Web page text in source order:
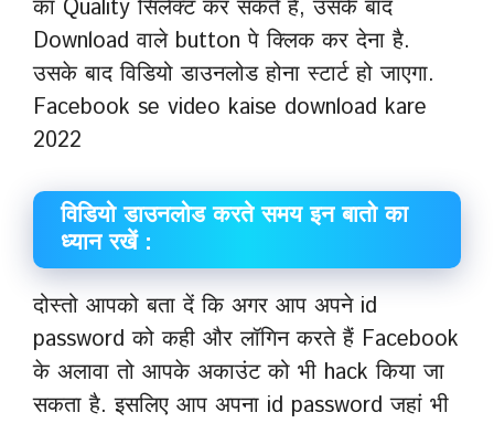
का Quality सिलेक्ट कर सकते हैं, उसके बाद
Download वाले button पे क्लिक कर देना है.
उसके बाद विडियो डाउनलोड होना स्टार्ट हो जाएगा.
Facebook se video kaise download kare
2022
विडियो डाउनलोड करते समय इन बातो का
ध्यान रखें :
दोस्तो आपको बता दें कि अगर आप अपने id
password को कही और लॉगिन करते हैं Facebook
के अलावा तो आपके अकाउंट को भी hack किया जा
सकता है. इसलिए आप अपना id password जहां भी